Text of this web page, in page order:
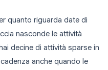
quanto riguarda date di
nasconde le attività
decine di attività sparse in
anche quando le